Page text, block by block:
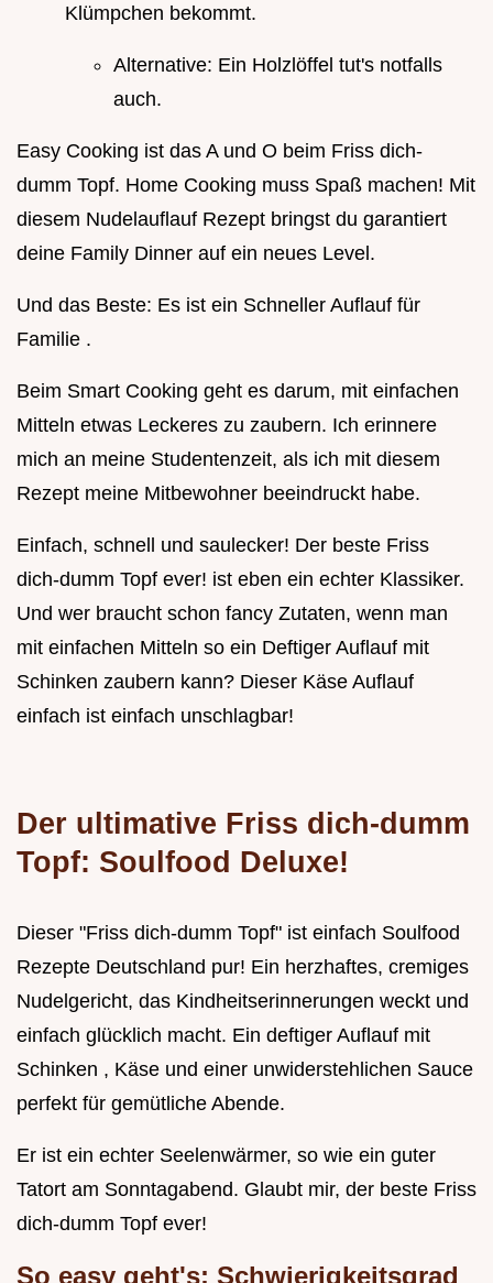
Klümpchen bekommt.
Alternative: Ein Holzlöffel tut's notfalls
auch.
Easy Cooking ist das A und O beim Friss dich-
dumm Topf. Home Cooking muss Spaß machen! Mit
diesem Nudelauflauf Rezept bringst du garantiert
deine Family Dinner auf ein neues Level.
Und das Beste: Es ist ein Schneller Auflauf für
Familie .
Beim Smart Cooking geht es darum, mit einfachen
Mitteln etwas Leckeres zu zaubern. Ich erinnere
mich an meine Studentenzeit, als ich mit diesem
Rezept meine Mitbewohner beeindruckt habe.
Einfach, schnell und saulecker! Der beste Friss
dich-dumm Topf ever! ist eben ein echter Klassiker.
Und wer braucht schon fancy Zutaten, wenn man
mit einfachen Mitteln so ein Deftiger Auflauf mit
Schinken zaubern kann? Dieser Käse Auflauf
einfach ist einfach unschlagbar!
Der ultimative Friss dich-dumm
Topf: Soulfood Deluxe!
Dieser "Friss dich-dumm Topf" ist einfach Soulfood
Rezepte Deutschland pur! Ein herzhaftes, cremiges
Nudelgericht, das Kindheitserinnerungen weckt und
einfach glücklich macht. Ein deftiger Auflauf mit
Schinken , Käse und einer unwiderstehlichen Sauce
perfekt für gemütliche Abende.
Er ist ein echter Seelenwärmer, so wie ein guter
Tatort am Sonntagabend. Glaubt mir, der beste Friss
dich-dumm Topf ever!
So easy geht's: Schwierigkeitsgrad